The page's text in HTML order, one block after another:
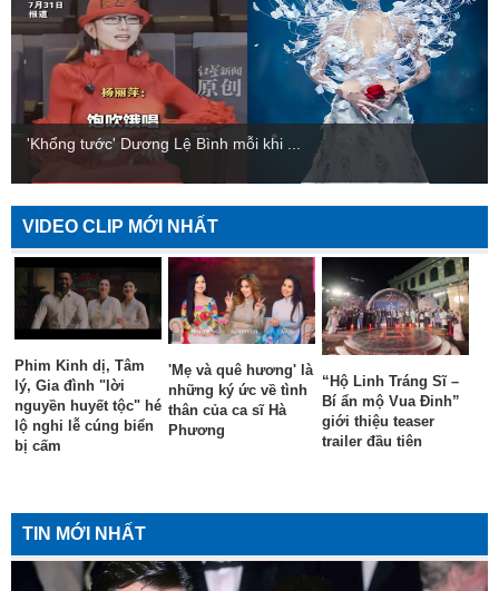
'Khổng tước' Dương Lệ Bình mỗi khi ...
VIDEO CLIP MỚI NHẤT
Phim Kinh dị, Tâm
lý, Gia đình "lời
nguyền huyết tộc" hé
lộ nghi lễ cúng biển
bị cấm
'Mẹ và quê hương' là
những ký ức về tình
thân của ca sĩ Hà
Phương
“Hộ Linh Tráng Sĩ –
Bí ẩn mộ Vua Đinh”
giới thiệu teaser
trailer đầu tiên
TIN MỚI NHẤT